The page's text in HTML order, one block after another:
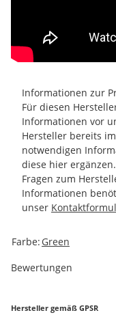
Informationen zur
Für diesen
Informationen vor
Hersteller bereits
notwendigen
diese hier
Fragen zum
Informationen
unser
Produkteigenschaft
Wert
Farbe: Green
Bewertungen
Hersteller gemäß GPSR